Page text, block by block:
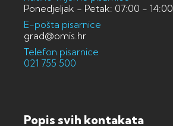
Ponedjeljak - Petak: 07:00 - 14:00
E-pošta pisarnice
grad@omis.hr
Telefon pisarnice
021 755 500
Popis svih kontakata